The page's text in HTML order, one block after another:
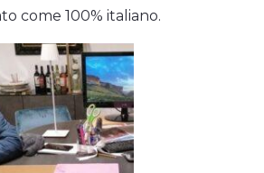
come 100% italiano.